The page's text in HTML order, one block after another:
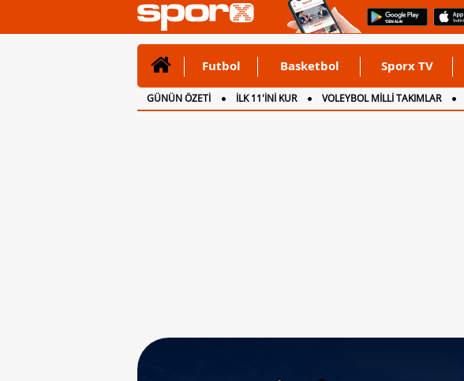
Futbol Basketbol Sporx TV
GÜNÜN ÖZETİ İLK 11'İNİ KUR VOLEYBOL MİLLİ TAKIMLAR
CANLI ANLATIM
İNGİLTERE